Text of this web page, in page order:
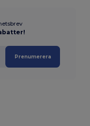
Prenumerera